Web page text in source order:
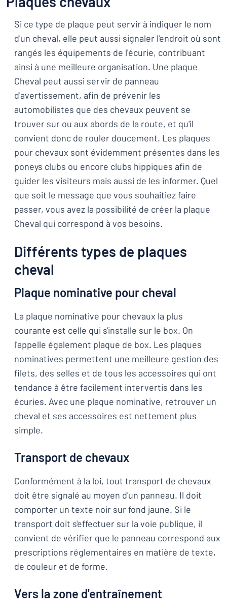
Si ce type de plaque peut servir à indiquer le nom
d'un cheval, elle peut aussi signaler l'endroit où sont
rangés les équipements de l'écurie, contribuant
ainsi à une meilleure organisation. Une plaque
Cheval peut aussi servir de panneau
d'avertissement, afin de prévenir les
automobilistes que des chevaux peuvent se
trouver sur ou aux abords de la route, et qu'il
convient donc de rouler doucement. Les plaques
pour chevaux sont évidemment présentes dans les
poneys clubs ou encore clubs hippiques afin de
guider les visiteurs mais aussi de les informer. Quel
que soit le message que vous souhaitiez faire
passer, vous avez la possibilité de créer la plaque
Cheval qui correspond à vos besoins.
Différents types de plaques
cheval
Plaque nominative pour cheval
La plaque nominative pour chevaux la plus
courante est celle qui s'installe sur le box. On
l'appelle également plaque de box. Les plaques
nominatives permettent une meilleure gestion des
filets, des selles et de tous les accessoires qui ont
tendance à être facilement intervertis dans les
écuries. Avec une plaque nominative, retrouver un
cheval et ses accessoires est nettement plus
simple.
Transport de chevaux
Conformément à la loi, tout transport de chevaux
doit être signalé au moyen d'un panneau. Il doit
comporter un texte noir sur fond jaune. Si le
transport doit s'effectuer sur la voie publique, il
convient de vérifier que le panneau correspond aux
prescriptions réglementaires en matière de texte,
de couleur et de forme.
Vers la zone d'entraînement